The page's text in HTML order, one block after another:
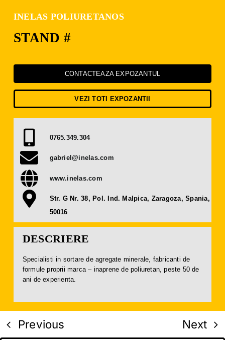
Contact
OBȚINE BILET
DEVINO EXPOZANT
INELAS POLIURETANOS
STAND #
CONTACTEAZA EXPOZANTUL
VEZI TOTI EXPOZANTII
0765.349.304
gabriel@inelas.com
www.inelas.com
Str. G Nr. 38, Pol. Ind. Malpica, Zaragoza, Spania,
50016
DESCRIERE
Specialisti in sortare de agregate minerale, fabricanti de
formule proprii marca – inaprene de poliuretan, peste 50 de
ani de experienta.
Previous Next